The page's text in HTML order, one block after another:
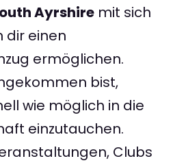
Ayrshire mit sich
dir einen
ermöglichen.
bist,
wie möglich in die
einzutauchen.
Clubs